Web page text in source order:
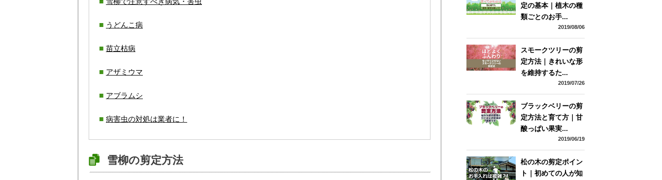
うどんこ病
苗立枯病
アザミウマ
アブラムシ
病害虫の対処は業者に！
雪柳の剪定方法
定の基本｜植木の種
類ごとのお手...
2019/08/06
スモークツリーの剪
定方法｜きれいな形
を維持するた...
2019/07/26
ブラックベリーの剪
定方法と育て方｜甘
酸っぱい果実...
2019/06/19
松の木の剪定ポイン
ト｜初めての人が知